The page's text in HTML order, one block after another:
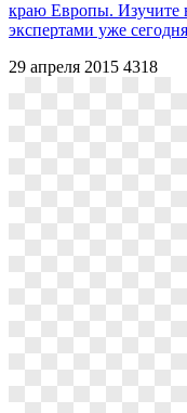
краю Европы. Изучите
экспертами уже
29 апреля 2015 4318